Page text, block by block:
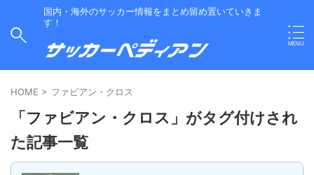
国内・海外のサッカー情報をまとめ留め置いていきま
す！
HOME > ファビアン・クロス
「ファビアン・クロス」がタグ付けされ
た記事一覧